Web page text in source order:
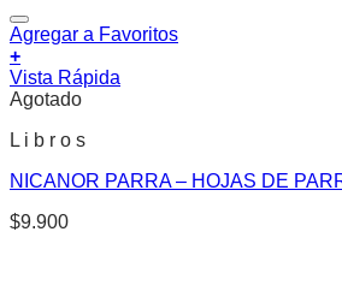
Agregar a Favoritos
+
Vista Rápida
Agotado
L i b r o s
NICANOR PARRA – HOJAS DE
$9.900